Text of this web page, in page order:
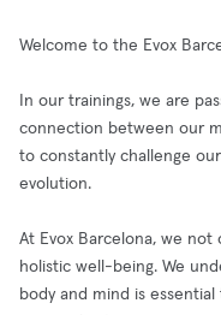
Welcome to the Evox
In our trainings, we are
connection between our
to constantly challenge
evolution.
At Evox Barcelona, we
holistic well-being. We
body and mind is